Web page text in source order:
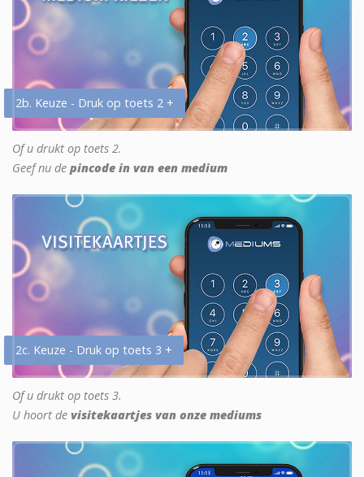
2b. Keuze - Druk op toets 2 +
Of u drukt op toets 2.
Geef nu de pincode in van een medium
2c. Keuze - Druk op toets 3 +
Of u drukt op toets 3.
U hoort de visitekaartjes van onze mediums